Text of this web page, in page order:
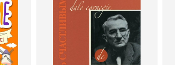
Как стать счастливым
Автор
Дейл Карнеги
Издательство
Попурри, Минск